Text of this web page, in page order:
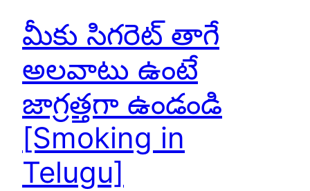
మీకు సిగరెట్ తాగే
అలవాటు ఉంటే
జాగ్రత్తగా ఉండండి
[Smoking in
Telugu]